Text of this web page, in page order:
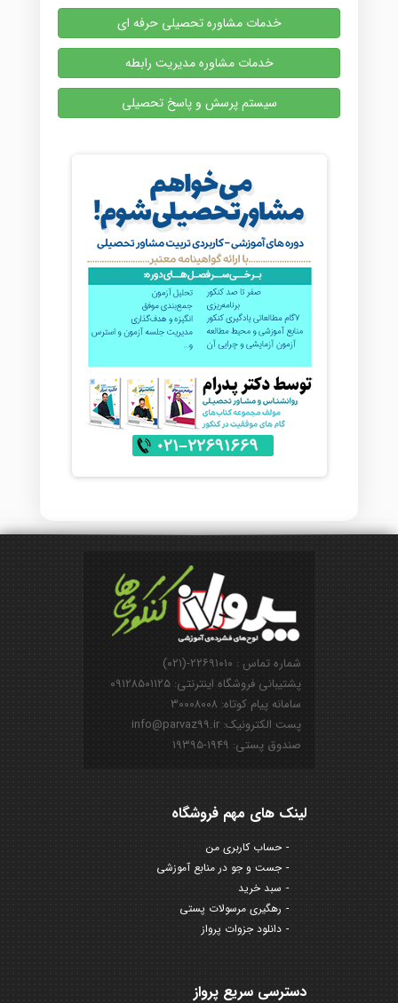
خدمات مشاوره تحصیلی حرفه ای
خدمات مشاوره مدیریت رابطه
سیستم پرسش و پاسخ تحصیلی
شماره تماس : ۲۲۶۹۱۰۱۰-(۰۲۱)
پشتیبانی فروشگاه اینترنتی: ۰۹۱۲۸۵۰۱۱۲۵
سامانه پیام کوتاه: ۳۰۰۰۸۰۰۸
پست الکترونیک: info@parvaz99.ir
صندوق پستی: ۱۹۴۹-۱۹۳۹۵
لینک های مهم فروشگاه
حساب کاربری من
جست و جو در منابع آموزشی
سبد خرید
رهگیری مرسولات پستی
دانلود جزوات پرواز
دسترسی سریع پرواز